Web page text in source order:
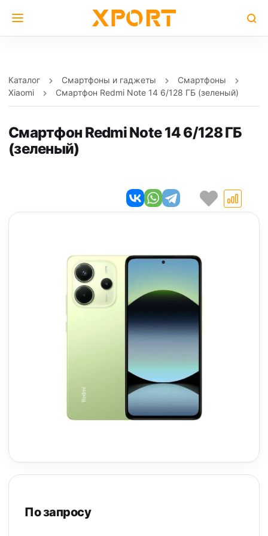
Каталог Смартфоны и гаджеты
Смартфоны
Xiaomi
Смартфон Redmi Note 14 6/128 ГБ (зеленый)
Смартфон Redmi Note 14 6/128 ГБ
(зеленый)
По запросу